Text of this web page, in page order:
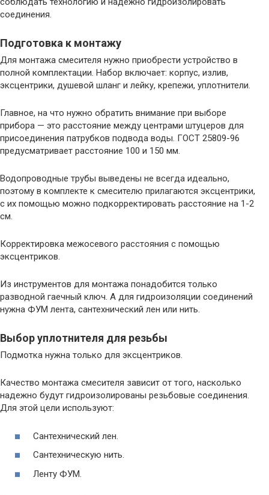
соединения.
Подготовка к монтажу
Для монтажа смесителя нужно приобрести устройство в
полной комплектации. Набор включает: корпус, излив,
эксцентрики, душевой шланг и лейку, крепежи, уплотнители.
Главное, на что нужно обратить внимание при выборе
прибора — это расстояние между центрами штуцеров для
присоединения патрубков подвода воды. ГОСТ 25809-96
предусматривает расстояние 100 и 150 мм.
Водопроводные трубы выведены не всегда идеально,
поэтому в комплекте к смесителю прилагаются эксцентрики,
с их помощью можно подкорректировать расстояние на 1-2
см.
Корректировка межосевого расстояния с помощью
эксцентриков.
Из инструментов для монтажа понадобится только
разводной гаечный ключ. А для гидроизоляции соединений
нужна ФУМ лента, сантехнический лен или нить.
Выбор уплотнителя для резьбы
Подмотка нужна только для эксцентриков.
Качество монтажа смесителя зависит от того, насколько
надежно будут гидроизолированы резьбовые соединения.
Для этой цели используют:
Сантехнический лен.
Сантехническую нить.
Ленту ФУМ.